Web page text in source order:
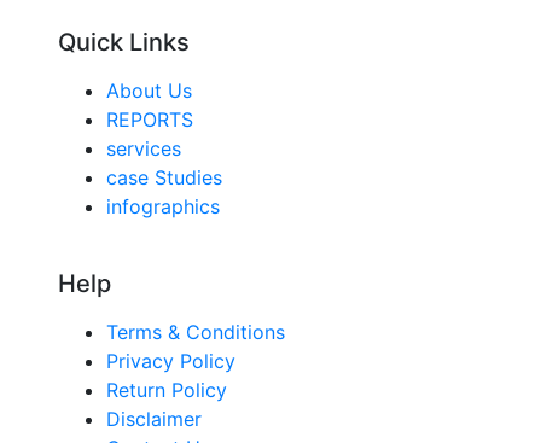
Quick Links
About Us
REPORTS
services
case Studies
infographics
Help
Terms & Conditions
Privacy Policy
Return Policy
Disclaimer